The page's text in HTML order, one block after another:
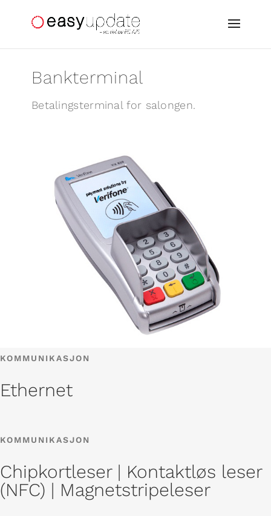
Bankterminal
Betalingsterminal for salongen.
KOMMUNIKASJON
Ethernet
KOMMUNIKASJON
Chipkortleser | Kontaktløs leser
(NFC) | Magnetstripeleser